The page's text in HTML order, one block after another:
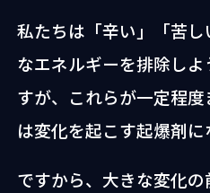
私たちは「辛い」「苦
なエネルギーを排除し
すが、これらが一定程
は変化を起こす起爆剤に
ですから、大きな変化